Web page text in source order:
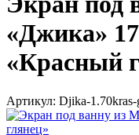
«Джика»
«Красный
Артикул: Djika-1.70kras-